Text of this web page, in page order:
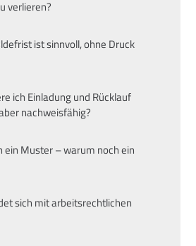
verlieren?
ist sinnvoll, ohne Druck
ich Einladung und Rücklauf
nachweisfähig?
ein Muster – warum noch ein
sich mit arbeitsrechtlichen